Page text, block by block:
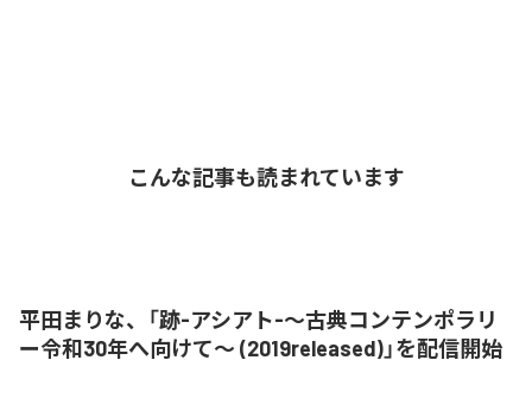
こんな記事も読まれています
平田まりな、「跡-アシアト-〜古典コンテンポラリ
ー令和30年へ向けて〜 (2019released)」を配信開始